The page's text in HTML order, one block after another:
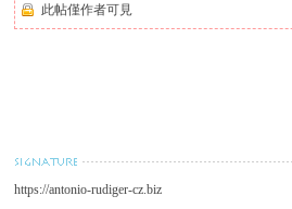
此帖僅作者可見
https://antonio-rudiger-cz.biz